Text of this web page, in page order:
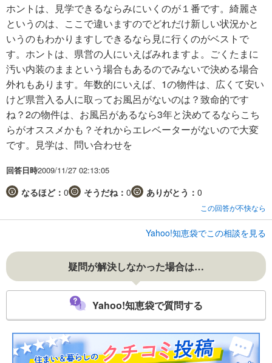
ホントは、見学できるならみにいくのが１番です。綺麗さ
というのは、ここで違いますのでどれだけ新しい状況かと
いうのもわかりますしできるなら見に行くのがベストで
す。ホントは、県営の人にいえばみれますよ。ごくたまに
汚い内装のままという場合もあるのでみないで決める場合
外れもあります。年数的にいえば、1の物件は、広くて安い
けど県営入る人に取ってお風呂がないのは？致命的です
ね？2の物件は、お風呂があるなら3年と決めてるならこち
らがオススメかも？それからエレベーターがないので大変
です。見学は、問い合わせを
回答日時2009/11/27 02:13:05
なるほど： 0 そうだね： 0 ありがとう： 0
この回答が不快なら
Yahoo!知恵袋でこの相談を見る
疑問が解決しなかった場合は…
Yahoo!知恵袋で質問する